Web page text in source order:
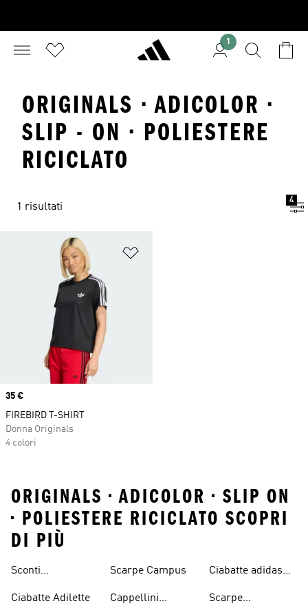
1
ORIGINALS · ADICOLOR ·
SLIP - ON · POLIESTERE
RICICLATO
1 risultati
4
Price
35 €
FIREBIRD T-SHIRT
Donna Originals
4 colori
ORIGINALS • ADICOLOR • SLIP ON
• POLIESTERE RICICLATO SCOPRI
DI PIÙ
Sconti
adidas Originals
Ciabatte Adilette
Scarpe Campus
Cappellini
Ciabatte adidas
Scarpe